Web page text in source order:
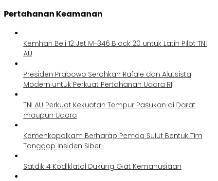
Pertahanan Keamanan
Kemhan Beli 12 Jet M-346 Block 20 untuk Latih Pilot TNI
AU
Presiden Prabowo Serahkan Rafale dan Alutsista
Modern untuk Perkuat Pertahanan Udara RI
TNI AU Perkuat Kekuatan Tempur Pasukan di Darat
maupun Udara
Kemenkopolkam Berharap Pemda Sulut Bentuk Tim
Tanggap Insiden Siber
Satdik 4 Kodiklatal Dukung Giat Kemanusiaan